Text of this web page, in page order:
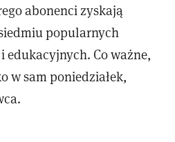
abonenci zyskają
popularnych
edukacyjnych. Co ważne,
w sam poniedziałek,